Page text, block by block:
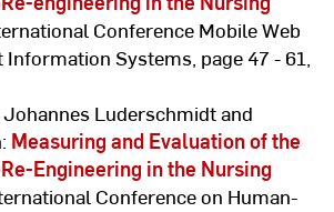
Conference Mobile Web
Systems, page 47 - 61,
Johannes Luderschmidt and
Measuring and Evaluation of the
Engineering in the Nursing
Conference on Human-